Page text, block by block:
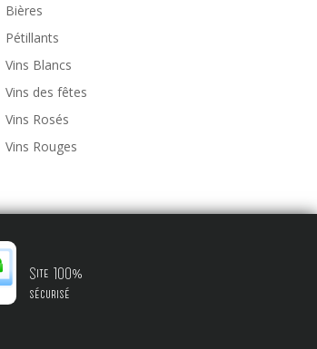
Bières
Pétillants
Vins Blancs
Vins des fêtes
Vins Rosés
Vins Rouges
Site 100%
sécurisé